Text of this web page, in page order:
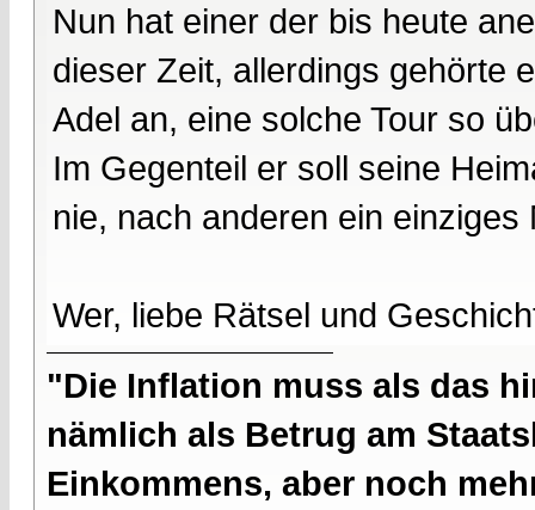
Nun hat einer der bis heute
dieser Zeit, allerdings gehörte
Adel an, eine solche Tour so
Im Gegenteil er soll seine
nie, nach anderen ein
Wer, liebe Rätsel und
"Die Inflation muss als das
nämlich als Betrug am
Einkommens, aber noch